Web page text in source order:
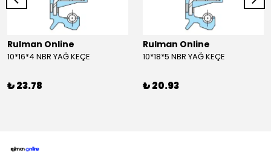
Rulman Online
10*16*4 NBR YAĞ KEÇE
₺ 23.78
Rulman Online
10*18*5 NBR YAĞ KEÇE
₺ 20.93